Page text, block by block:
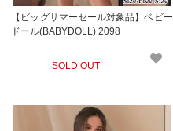
【ビッグサマーセール対象品】ベビー
ドール(BABYDOLL) 2098
SOLD OUT